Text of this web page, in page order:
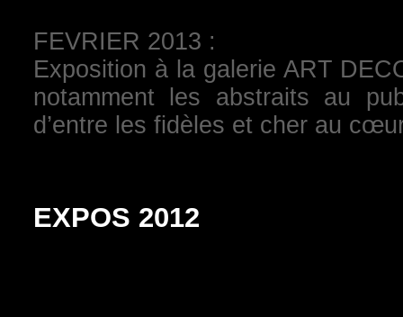
FEVRIER 2013 :
Exposition à la galerie ART
notamment les abstraits au
d’entre les fidèles et cher au
EXPOS 2012